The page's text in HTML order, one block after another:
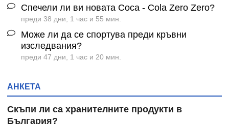
Спечели ли ви новата Coca - Cola Zero Zero?
преди 38 дни, 1 час и 55 мин.
Може ли да се спортува преди кръвни
изследвания?
преди 47 дни, 1 час и 20 мин.
АНКЕТА
Скъпи ли са хранителните продукти в
България?